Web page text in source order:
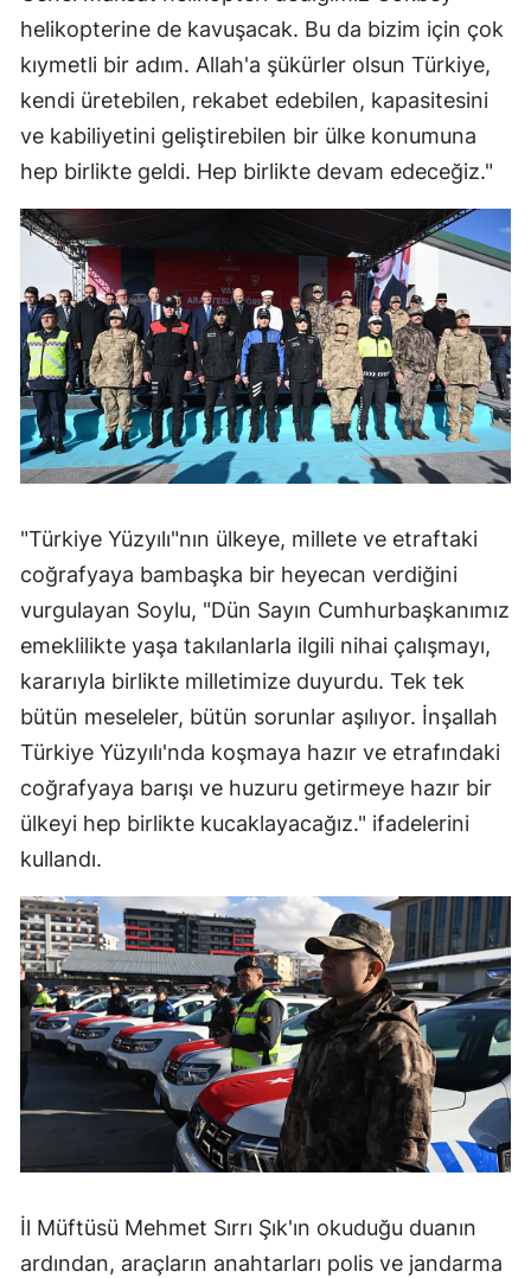
Yozgat
Zonguldak
Aksaray
Karaman
Kırıkkale
Batman
Şırnak
Bartın
Ardahan
Iğdır
Yalova
Karabük
Kilis
Osmaniye
helikopterine de kavuşacak. Bu da bizim için çok
kıymetli bir adım. Allah'a şükürler olsun Türkiye,
kendi üretebilen, rekabet edebilen, kapasitesini
ve kabiliyetini geliştirebilen bir ülke konumuna
hep birlikte geldi. Hep birlikte devam edeceğiz."
"Türkiye Yüzyılı"nın ülkeye, millete ve etraftaki
coğrafyaya bambaşka bir heyecan verdiğini
vurgulayan Soylu, "Dün Sayın Cumhurbaşkanımız
emeklilikte yaşa takılanlarla ilgili nihai çalışmayı,
kararıyla birlikte milletimize duyurdu. Tek tek
bütün meseleler, bütün sorunlar aşılıyor. İnşallah
Türkiye Yüzyılı'nda koşmaya hazır ve etrafındaki
coğrafyaya barışı ve huzuru getirmeye hazır bir
ülkeyi hep birlikte kucaklayacağız." ifadelerini
kullandı.
İl Müftüsü Mehmet Sırrı Şık'ın okuduğu duanın
ardından, araçların anahtarları polis ve jandarma